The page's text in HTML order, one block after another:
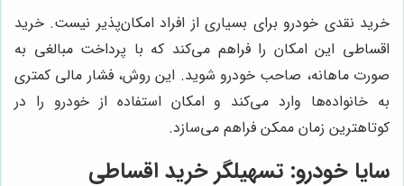
خرید نقدی خودرو برای بسیاری از افراد امکان‌پذیر نیست. خرید
اقساطی این امکان را فراهم می‌کند که با پرداخت مبالغی به
صورت ماهانه، صاحب خودرو شوید. این روش، فشار مالی کمتری
به خانواده‌ها وارد می‌کند و امکان استفاده از خودرو را در
کوتاهترین زمان ممکن فراهم می‌سازد.
سایا خودرو: تسهیلگر خرید اقساطی